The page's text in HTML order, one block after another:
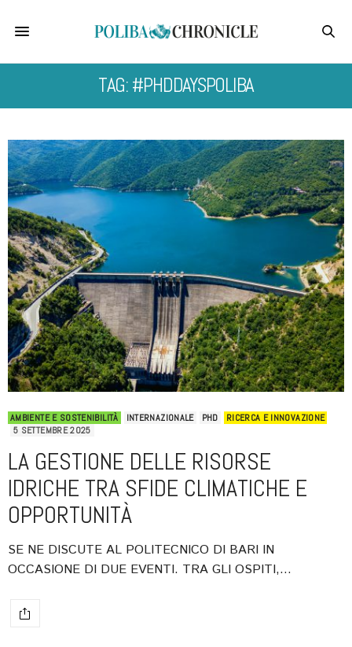
TAG: #PHDDAYSPOLIBA
AMBIENTE E SOSTENIBILITÀ INTERNAZIONALE PHD
RICERCA E INNOVAZIONE
5 SETTEMBRE 2025
LA GESTIONE DELLE RISORSE
IDRICHE TRA SFIDE CLIMATICHE E
OPPORTUNITÀ
SE NE DISCUTE AL POLITECNICO DI BARI IN
OCCASIONE DI DUE EVENTI. TRA GLI OSPITI,…